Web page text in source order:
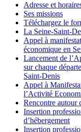
Adresse et
Ses missions
Téléchargez le
La Seine-Saint-
Appel à
économique en
Lancement de
sur chaque
Saint-Denis
Appel à
l’Activité
Rencontre autour
Insertion
d’hébergement
Insertion